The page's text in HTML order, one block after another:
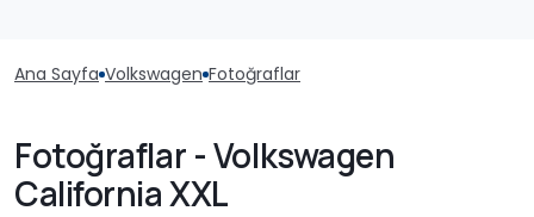
Ana Sayfa Volkswagen Fotoğraflar
Fotoğraflar - Volkswagen
California XXL